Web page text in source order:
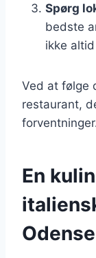
Spørg
bedste
ikke
Ved at følge
restaurant,
En
Odense